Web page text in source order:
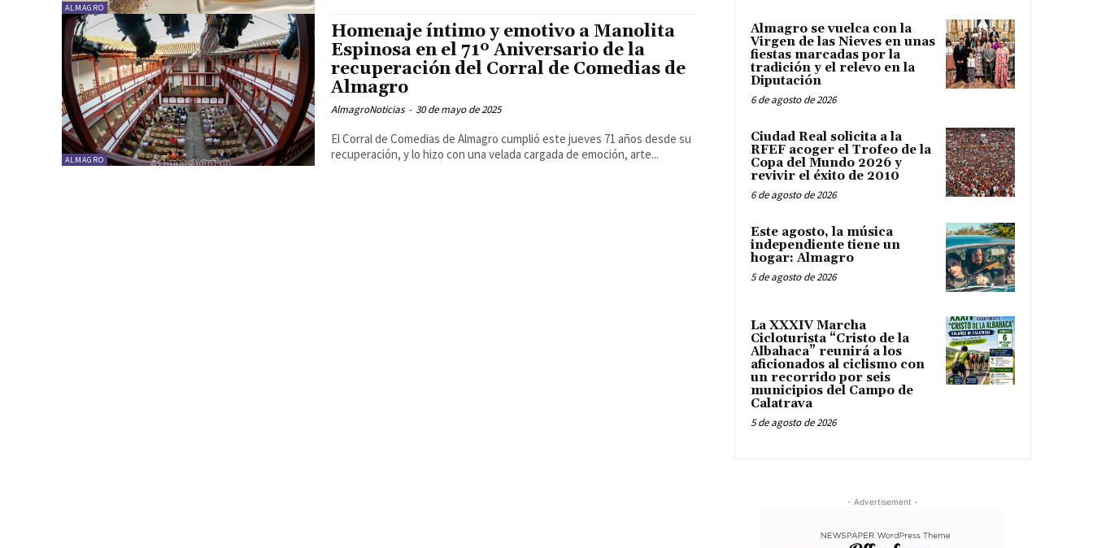
ALMAGRO
ALMAGRO
Homenaje íntimo y emotivo a Manolita
Espinosa en el 71º Aniversario de la
recuperación del Corral de Comedias de
Almagro
AlmagroNoticias - 30 de mayo de 2025
El Corral de Comedias de Almagro cumplió este jueves 71 años desde su
recuperación, y lo hizo con una velada cargada de emoción, arte...
Almagro se vuelca con la
Virgen de las Nieves en unas
fiestas marcadas por la
tradición y el relevo en la
Diputación
6 de agosto de 2026
Ciudad Real solicita a la
RFEF acoger el Trofeo de la
Copa del Mundo 2026 y
revivir el éxito de 2010
6 de agosto de 2026
Este agosto, la música
independiente tiene un
hogar: Almagro
5 de agosto de 2026
La XXXIV Marcha
Cicloturista “Cristo de la
Albahaca” reunirá a los
aficionados al ciclismo con
un recorrido por seis
municipios del Campo de
Calatrava
5 de agosto de 2026
- Advertisement -